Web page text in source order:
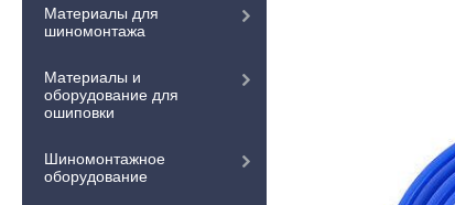
Материалы для
шиномонтажа
Материалы и
оборудование для
ошиповки
Шиномонтажное
оборудование